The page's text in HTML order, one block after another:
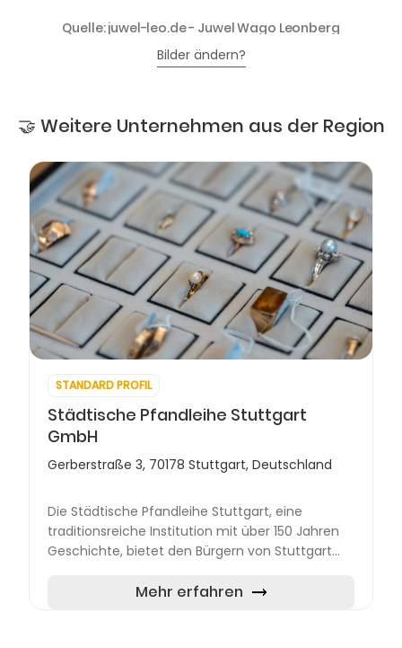
Quelle: juwel-leo.de - Juwel Wago Leonberg
Bilder ändern?
🤝 Weitere Unternehmen aus der Region
STANDARD PROFIL
Städtische Pfandleihe Stuttgart
GmbH
Gerberstraße 3, 70178 Stuttgart, Deutschland
Die Städtische Pfandleihe Stuttgart, eine
traditionsreiche Institution mit über 150 Jahren
Geschichte, bietet den Bürgern von Stuttgart
finanziellen Üb...Mehr erfahren